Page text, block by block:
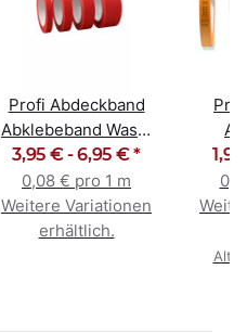
Profi Abdeckband
Abklebeband Washi
Strong Tape rot 50m
3,95 € -6,95 €*
0,08 € pro 1 m
Weitere Variationen
erhältlich.